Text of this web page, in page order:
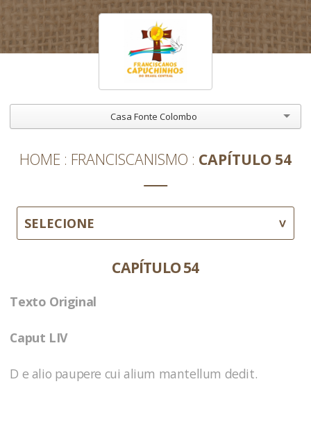
Casa Fonte Colombo
HOME FRANCISCANISMO CAPÍTULO 54
SELECIONE
CAPÍTULO 54
Texto Original
Caput LIV
D e alio paupere cui alium mantellum dedit.